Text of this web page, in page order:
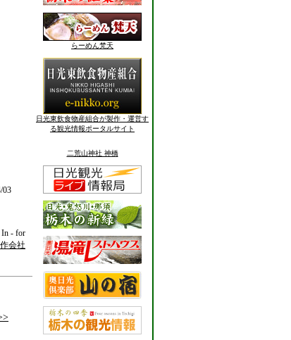
03
- for
会社
らーめん梵天
日光東飲食物産組合が製作・運営す
る観光情報ポータルサイト
二荒山神社 神橋